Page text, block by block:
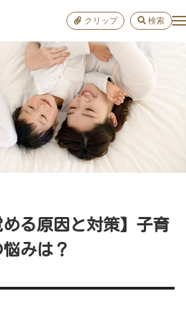
める原因と対策】子育
みは？
クリップ 検索
おすすめ
学び
進路